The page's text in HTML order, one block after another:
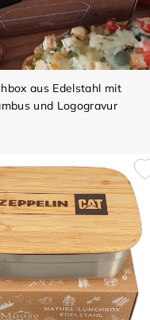
aus Edelstahl mit
und Logogravur